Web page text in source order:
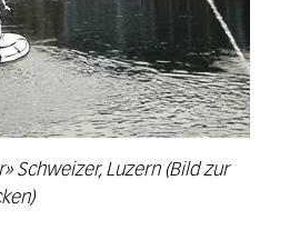
Schweizer, Luzern (Bild zur